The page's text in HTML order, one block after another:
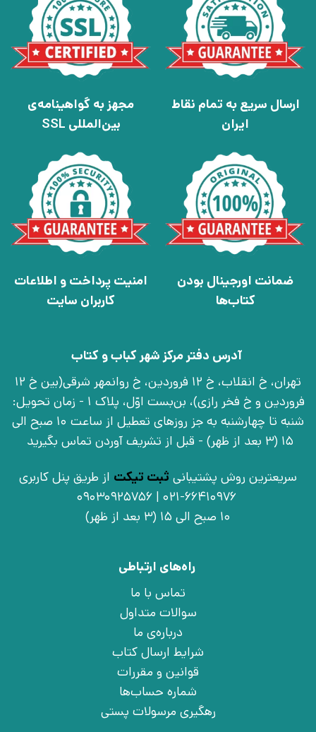
ارسال سریع به تمام نقاط
ایران
مجهز به گواهینامه‌ی
بین‌المللی SSL
ضمانت اورجینال بودن
کتاب‌ها
امنیت پرداخت و اطلاعات
کاربران سایت
آدرس دفتر مرکز شهر کباب و کتاب
تهران، خ انقلاب، خ 12 فروردین، خ روانمهر شرقی(بین خ 12
فروردین و خ فخر رازی)، بن‌بست اوّل، پلاک 1 - زمان تحویل:
شنبه تا چهارشنبه به جز روزهای تعطیل از ساعت 10 صبح الی
15 (3 بعد از ظهر) - قبل از تشریف آوردن تماس بگیرید
سریعترین روش پشتیبانی ثبت تیکت از طریق پنل کاربری
021-66410976 | 09030925756
10 صبح الی 15 (3 بعد از ظهر)
راه‌های ارتباطی
تماس با ما
سوالات متداول
درباره‌ی ما
شرایط ارسال کتاب
قوانین و مقررات
شماره حساب‌ها
رهگیری مرسولات پستی